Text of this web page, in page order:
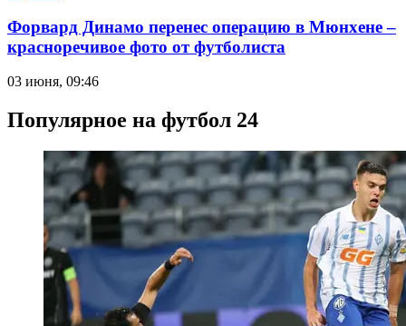
Форвард Динамо перенес операцию в Мюнхене –
красноречивое фото от футболиста
03 июня, 09:46
Популярное на футбол 24